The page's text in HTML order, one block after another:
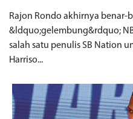
Rajon Rondo akhirnya benar-
&ldquo;gelembung&rdquo;
salah satu penulis SB Nation
Harriso...